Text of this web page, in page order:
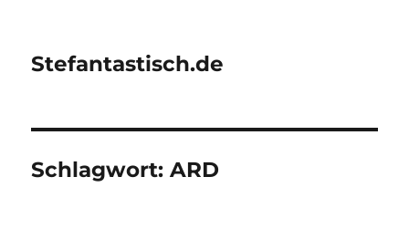
Stefantastisch.de
Schlagwort:ARD